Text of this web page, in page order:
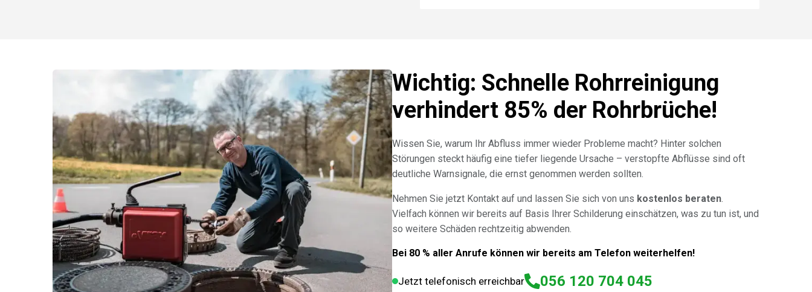
Wichtig: Schnelle Rohrreinigung
verhindert 85% der Rohrbrüche!
Wissen Sie, warum Ihr Abfluss immer wieder Probleme macht? Hinter solchen
Störungen steckt häufig eine tiefer liegende Ursache – verstopfte Abflüsse sind oft
deutliche Warnsignale, die ernst genommen werden sollten.
Nehmen Sie jetzt Kontakt auf und lassen Sie sich von uns kostenlos beraten.
Vielfach können wir bereits auf Basis Ihrer Schilderung einschätzen, was zu tun ist, und
so weitere Schäden rechtzeitig abwenden.
Bei 80 % aller Anrufe können wir bereits am Telefon weiterhelfen!
Jetzt telefonisch erreichbar 056 120 704 045